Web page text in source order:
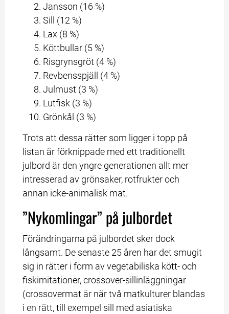
Jansson (16 %)
Sill (12 %)
Lax (8 %)
Köttbullar (5 %)
Risgrynsgröt (4 %)
Revbensspjäll (4 %)
Julmust (3 %)
Lutfisk (3 %)
Grönkål (3 %)
Trots att dessa rätter som ligger i topp på
listan är förknippade med ett traditionellt
julbord är den yngre generationen allt mer
intresserad av grönsaker, rotfrukter och
annan icke-animalisk mat.
”Nykomlingar” på julbordet
Förändringarna på julbordet sker dock
långsamt. De senaste 25 åren har det smugit
sig in rätter i form av vegetabiliska kött- och
fiskimitationer, crossover-sillinläggningar
(crossovermat är när två matkulturer blandas
i en rätt, till exempel sill med asiatiska